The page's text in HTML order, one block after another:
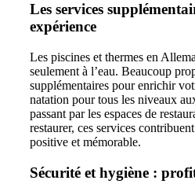
Les services
expérience
Les piscines et thermes en
seulement à l’eau. Beaucoup
supplémentaires pour enrichir
natation pour tous les niveaux
passant par les espaces de
restaurer, ces services
positive et mémorable.
Sécurité et hygiène :